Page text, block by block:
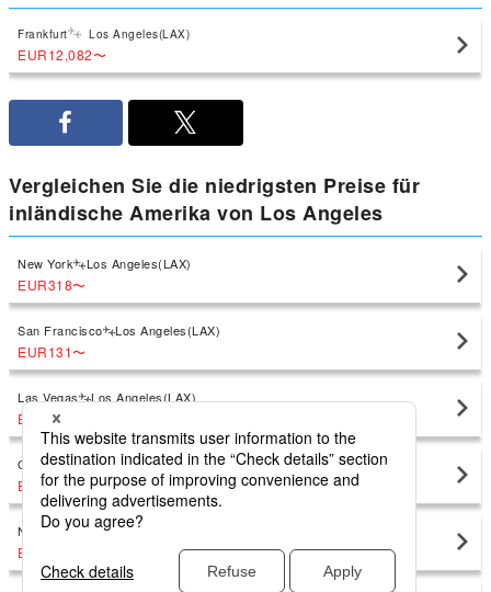
Frankfurt Los Angeles(LAX)
EUR12,082〜
Vergleichen Sie die niedrigsten Preise für
inländische Amerika von Los Angeles
New York Los Angeles(LAX)
EUR318〜
San Francisco Los Angeles(LAX)
EUR131〜
Las Vegas Los Angeles(LAX)
EUR135
Orlando Los Angeles(LAX)
EUR226〜
New York Los Angeles(LAX)
EUR320